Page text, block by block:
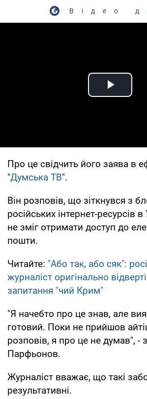
Відео
Play
Про це свідчить його заява в
"Думська ТВ".
Він розповів, що зіткнувся з
російських інтернет-ресурсів в
не зміг отримати доступ до
пошти.
Читайте: "Або так, або сяк":
журналіст оригінально
запитання "чий Крим"
"Я начебто про це знав, але
готовий. Поки не прийшов
розповів, я про це не думав", -
Парфьонов.
Журналіст вважає, що такі
результативні.